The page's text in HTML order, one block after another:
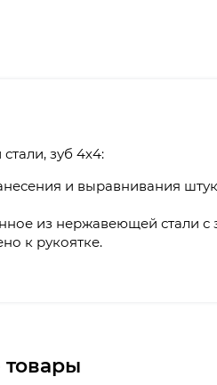
зуб 4х4:
и выравнивания
из нержавеющей стали с
к рукоятке.